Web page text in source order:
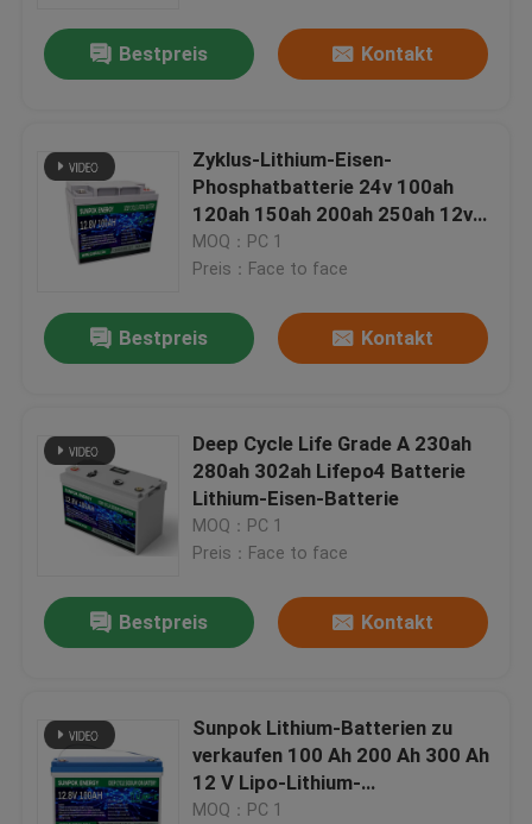
Bestpreis Kontakt
Zyklus-Lithium-Eisen-
Phosphatbatterie 24v 100ah
120ah 150ah 200ah 250ah 12v
tiefe
MOQ：PC 1
Preis：Face to face
Bestpreis Kontakt
Deep Cycle Life Grade A 230ah
280ah 302ah Lifepo4 Batterie
Lithium-Eisen-Batterie
MOQ：PC 1
Preis：Face to face
Bestpreis Kontakt
Sunpok Lithium-Batterien zu
verkaufen 100 Ah 200 Ah 300 Ah
12 V Lipo-Lithium-
Batterielebensdauer
MOQ：PC 1